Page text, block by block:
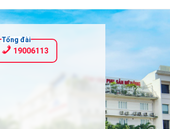
Tổng đài
19006113